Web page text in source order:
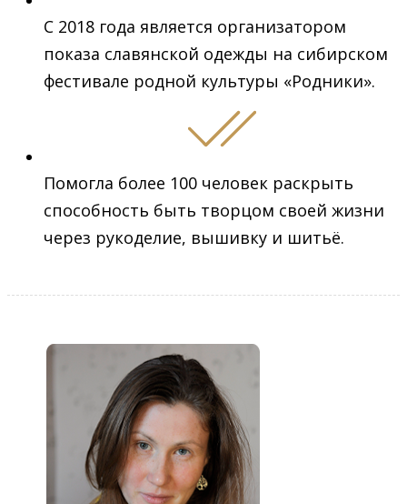
С 2018 года является организатором
показа славянской одежды на сибирском
фестивале родной культуры «Родники».
Помогла более 100 человек раскрыть
способность быть творцом своей жизни
через рукоделие, вышивку и шитьё.